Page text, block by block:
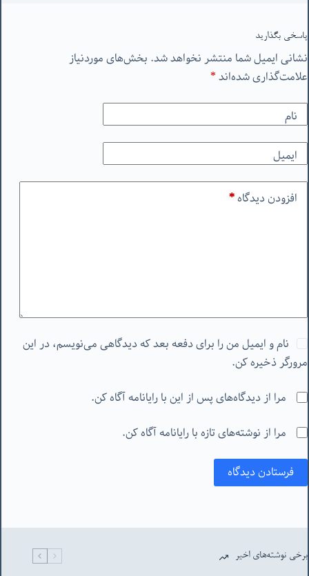
پاسخی بگذارید
نشانی ایمیل شما منتشر نخواهد شد. بخش‌های موردنیاز
علامت‌گذاری شده‌اند*
نام
ایمیل
افزودن دیدگاه*
نام و ایمیل من را برای دفعه بعد که دیدگاهی می‌نویسم، در این
مرورگر ذخیره کن.
مرا از دیدگاه‌های پس از این با رایانامه آگاه کن.
مرا از نوشته‌های تازه با رایانامه آگاه کن.
فرستادن دیدگاه
برخی نوشته‌های اخیر